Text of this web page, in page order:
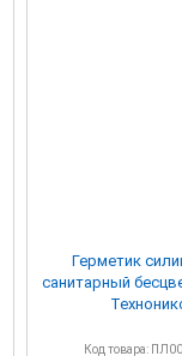
Герметик
санитарный
Код товара: